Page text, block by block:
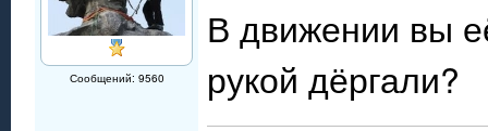
Сообщений: 9560
В движении вы
рукой дёргали?